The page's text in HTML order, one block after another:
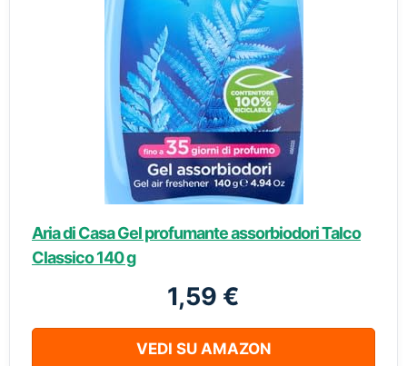
Aria di Casa Gel profumante assorbiodori Talco
Classico 140 g
1,59 €
VEDI SU AMAZON